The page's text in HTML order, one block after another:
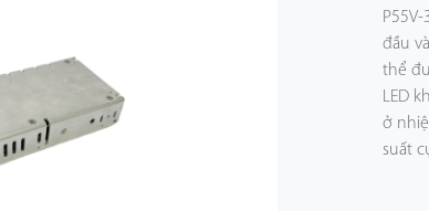
đầu
thể
LED
ở
suất